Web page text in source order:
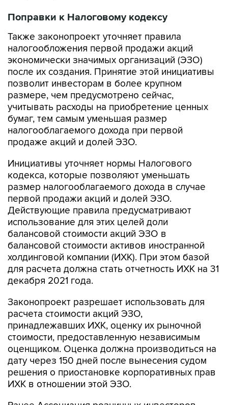
Поправки к Налоговому кодексу
Также законопроект уточняет правила
налогообложения первой продажи акций
экономически значимых организаций (ЭЗО)
после их создания. Принятие этой инициативы
позволит инвесторам в более крупном
размере, чем предусмотрено сейчас,
учитывать расходы на приобретение ценных
бумаг, тем самым уменьшая размер
налогооблагаемого дохода при первой
продаже акций и долей ЭЗО.
Инициативы уточняет нормы Налогового
кодекса, которые позволяют уменьшать
размер налогооблагаемого дохода в случае
первой продажи акций и долей ЭЗО.
Действующие правила предусматривают
использование для этих целей доли
балансовой стоимости акций ЭЗО в
балансовой стоимости активов иностранной
холдинговой компании (ИХК). При этом базой
для расчета должна стать отчетность ИХК на 31
декабря 2021 года.
Законопроект разрешает использовать для
расчета стоимости акций ЭЗО,
принадлежавших ИХК, оценку их рыночной
стоимости, предоставленную независимым
оценщиком. Оценка должна производиться на
дату через 150 дней после вынесения судом
решения о приостановке корпоративных прав
ИХК в отношении этой ЭЗО.